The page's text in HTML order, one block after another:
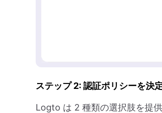
ステップ 2: 認証ポリシーを決
Logto は 2 種類の選択肢を提